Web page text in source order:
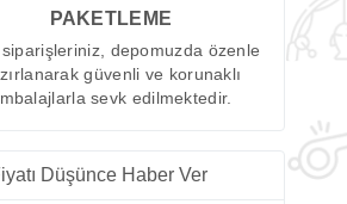
PAKETLEME
depomuzda özenle
güvenli ve korunaklı
sevk edilmektedir.
Düşünce Haber Ver